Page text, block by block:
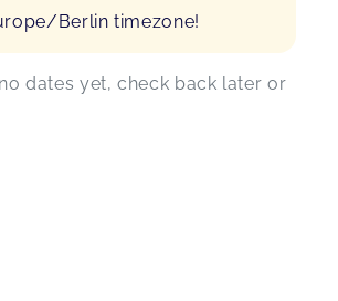
Berlin timezone!
dates yet, check back later or